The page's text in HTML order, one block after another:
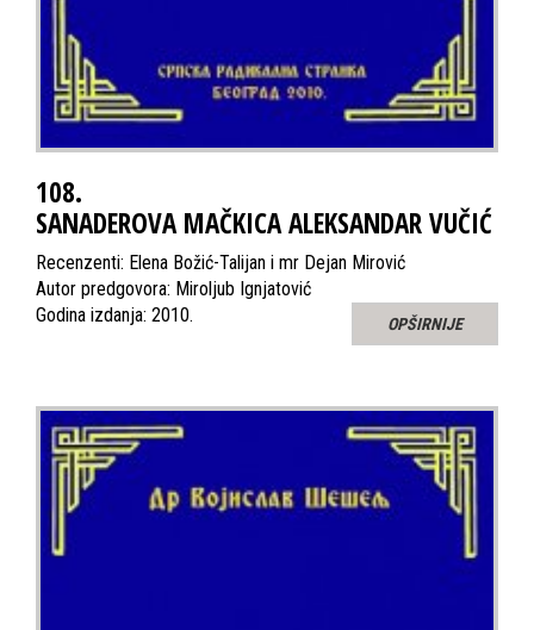
108.
SANADEROVA MAČKICA ALEKSANDAR VUČIĆ
Recenzenti: Elena Božić-Talijan i mr Dejan Mirović
Autor predgovora: Miroljub Ignjatović
Godina izdanja: 2010.
OPŠIRNIJE